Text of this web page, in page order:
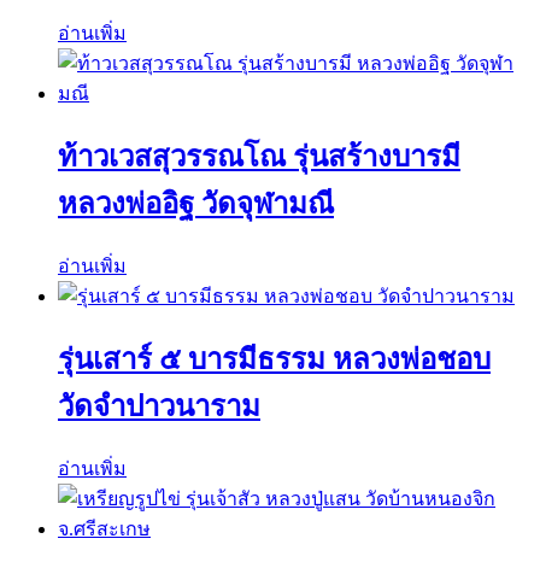
อ่านเพิ่ม
ท้าวเวสสุวรรณโณ รุ่นสร้างบารมี
หลวงพ่ออิฐ วัดจุฬามณี
อ่านเพิ่ม
รุ่นเสาร์ ๕ บารมีธรรม หลวงพ่อชอบ
วัดจำปาวนาราม
อ่านเพิ่ม